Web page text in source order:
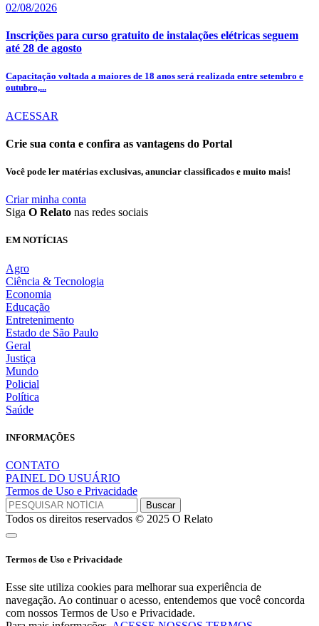
02/08/2026
Inscrições para curso gratuito de instalações elétricas seguem
até 28 de agosto
Capacitação voltada a maiores de 18 anos será realizada entre setembro e
outubro,...
ACESSAR
Crie sua conta e confira as vantagens do Portal
Você pode ler matérias exclusivas, anunciar classificados e muito mais!
Criar minha conta
Siga O Relato nas redes sociais
EM NOTÍCIAS
Agro
Ciência & Tecnologia
Economia
Educação
Entretenimento
Estado de São Paulo
Geral
Justiça
Mundo
Policial
Política
Saúde
INFORMAÇÕES
CONTATO
PAINEL DO USUÁRIO
Termos de Uso e Privacidade
Todos os direitos reservados © 2025 O Relato
Termos de Uso e Privacidade
Esse site utiliza cookies para melhorar sua experiência de
navegação. Ao continuar o acesso, entendemos que você concorda
com nossos Termos de Uso e Privacidade.